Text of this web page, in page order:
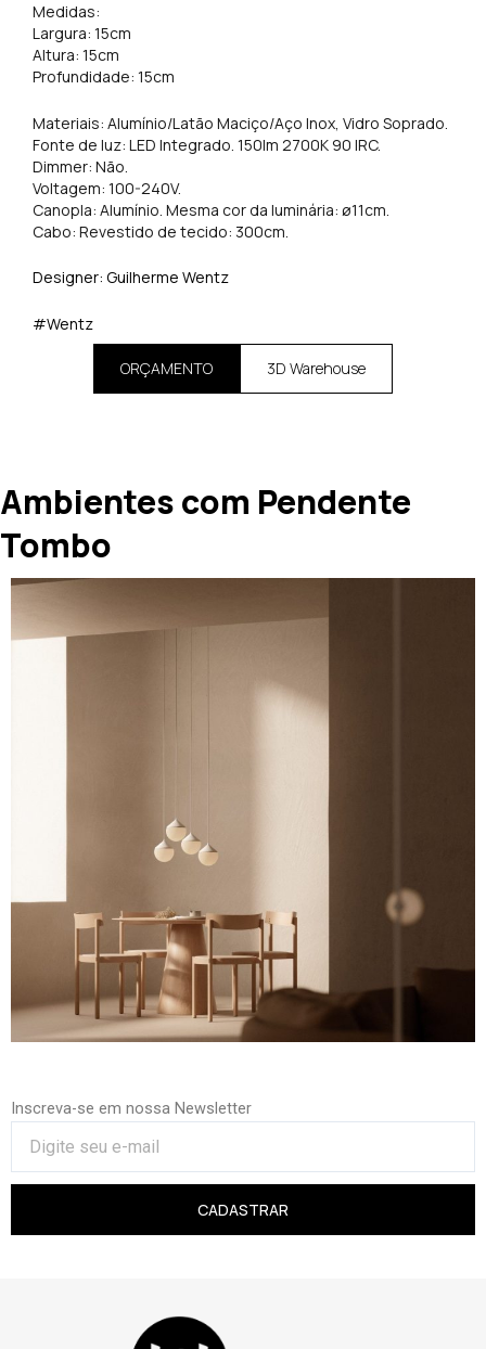
Medidas:
Largura: 15cm
Altura: 15cm
Profundidade: 15cm
Materiais: Alumínio/Latão Maciço/Aço Inox, Vidro Soprado.
Fonte de luz: LED Integrado. 150lm 2700K 90 IRC.
Dimmer: Não.
Voltagem: 100-240V.
Canopla: Alumínio. Mesma cor da luminária: ø11cm.
Cabo: Revestido de tecido: 300cm.
Designer: Guilherme Wentz
#Wentz
ORÇAMENTO 3D Warehouse
Ambientes com Pendente
Tombo
Inscreva-se em nossa Newsletter
CADASTRAR